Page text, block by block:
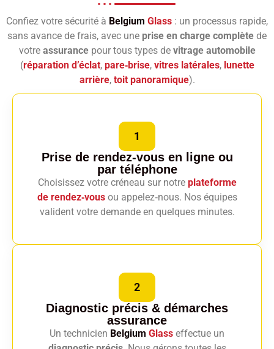
Confiez votre sécurité à Belgium Glass : un processus rapide,
sans avance de frais, avec une prise en charge complète de
votre assurancepour tous types de vitrage automobile
(réparation d’éclat, pare‑brise, vitres latérales, lunette
arrière, toit panoramique).
1
Prise de rendez-vous en ligne ou
par téléphone
Choisissez votre créneau sur notre plateforme
de rendez‑vousou appelez‑nous. Nos équipes
valident votre demande en quelques minutes.
2
Diagnostic précis & démarches
assurance
Un technicien Belgium Glass effectue un